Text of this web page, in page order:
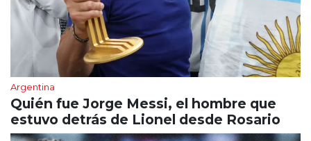
Argentina
Quién fue Jorge Messi, el hombre que
estuvo detrás de Lionel desde Rosario